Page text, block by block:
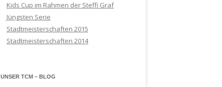
Kids Cup im Rahmen der Steffi Graf
Jüngsten Serie
Stadtmeisterschaften 2015
Stadtmeisterschaften 2014
UNSER TCM – BLOG